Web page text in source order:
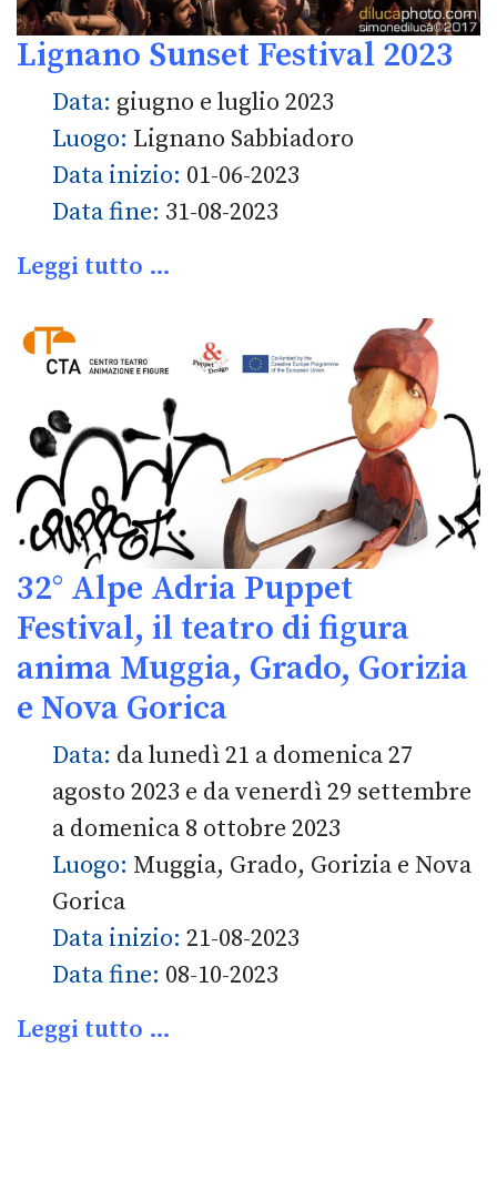
Lignano Sunset Festival 2023
Data: giugno e luglio 2023
Luogo: Lignano Sabbiadoro
Data inizio: 01-06-2023
Data fine: 31-08-2023
Leggi tutto …
32° Alpe Adria Puppet
Festival, il teatro di figura
anima Muggia, Grado, Gorizia
e Nova Gorica
Data: da lunedì 21 a domenica 27
agosto 2023 e da venerdì 29 settembre
a domenica 8 ottobre 2023
Luogo: Muggia, Grado, Gorizia e Nova
Gorica
Data inizio: 21-08-2023
Data fine: 08-10-2023
Leggi tutto …